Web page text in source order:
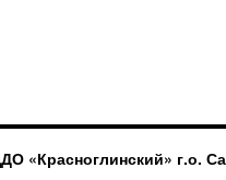
«Красноглинский» г.о.